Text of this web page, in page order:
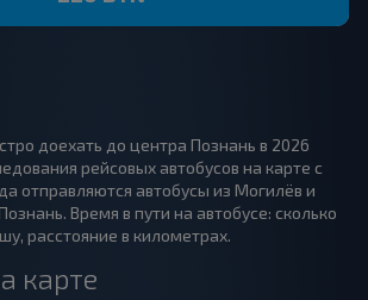
доехать до центра Познань в 2026
рейсовых автобусов на карте с
отправляются автобусы из Могилёв и
Время в пути на автобусе: сколько
расстояние в километрах.
карте